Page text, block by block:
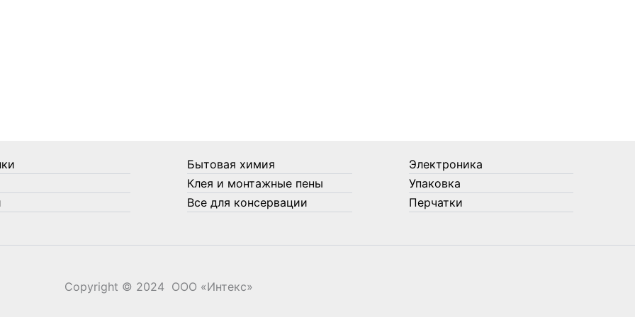
Бытовая химия
Клея и монтажные пены
Все для консервации
Электроника
Упаковка
Перчатки
Copyright © 2024 ООО «‎Интекс»‎